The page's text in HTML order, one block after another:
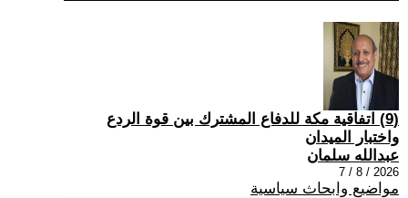
(9) اتفاقية مكة للدفاع المشترك بين قوة الردع
واختبار الميدان
عبدالله سلمان
2026 / 8 / 7
مواضيع وابحاث سياسية